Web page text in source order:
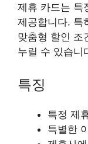
제휴 카드는 특
제공합니다. 특
맞춤형 할인 조
누릴 수 있습니
특징
특정 제
특별한